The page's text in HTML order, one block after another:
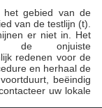
het gebied van de
van de testlijn (t).
er niet in. Het
of de onjuiste
redenen voor de
en herhaal de
beëindig
uw lokale